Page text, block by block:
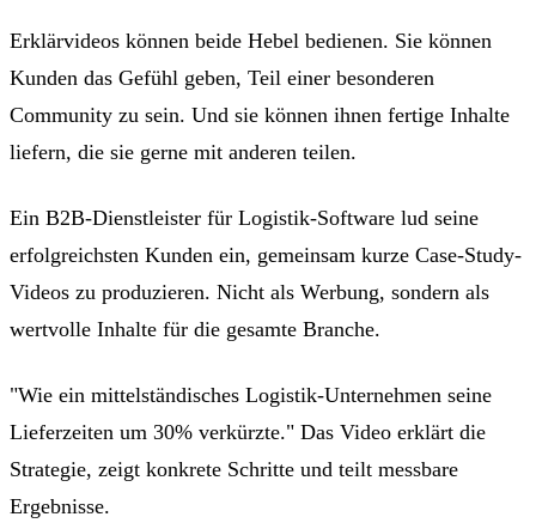
Erklärvideos können beide Hebel bedienen. Sie können
Kunden das Gefühl geben, Teil einer besonderen
Community zu sein. Und sie können ihnen fertige Inhalte
liefern, die sie gerne mit anderen teilen.
Ein B2B-Dienstleister für Logistik-Software lud seine
erfolgreichsten Kunden ein, gemeinsam kurze Case-Study-
Videos zu produzieren. Nicht als Werbung, sondern als
wertvolle Inhalte für die gesamte Branche.
"Wie ein mittelständisches Logistik-Unternehmen seine
Lieferzeiten um 30% verkürzte." Das Video erklärt die
Strategie, zeigt konkrete Schritte und teilt messbare
Ergebnisse.